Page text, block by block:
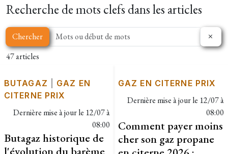
Recherche de mots clefs dans les articles
Chercher
47 articles
BUTAGAZ
GAZ EN
CITERNE PRIX
Dernière mise à jour le 12/07 à
08:00
Butagaz historique de
l'évolution du barème
GAZ EN CITERNE PRIX
Dernière mise à jour le 12/07 à
08:00
Comment payer moins
cher son gaz propane